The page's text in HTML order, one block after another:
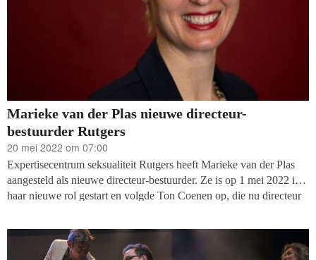
Marieke van der Plas nieuwe directeur-
bestuurder Rutgers
20 mei 2022 om 07:00
Expertisecentrum seksualiteit Rutgers heeft Marieke van der Plas
aangesteld als nieuwe directeur-bestuurder. Ze is op 1 mei 2022 in
haar nieuwe rol gestart en volgde Ton Coenen op, die nu directeur